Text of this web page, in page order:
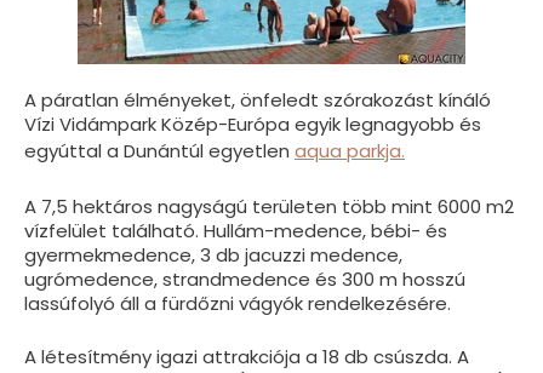
A páratlan élményeket, önfeledt szórakozást kínáló
Vízi Vidámpark Közép-Európa egyik legnagyobb és
egyúttal a Dunántúl egyetlen aqua parkja.
A 7,5 hektáros nagyságú területen több mint 6000 m2
vízfelület található. Hullám-medence, bébi- és
gyermekmedence, 3 db jacuzzi medence,
ugrómedence, strandmedence és 300 m hosszú
lassúfolyó áll a fürdőzni vágyók rendelkezésére.
A létesítmény igazi attrakciója a 18 db csúszda. A